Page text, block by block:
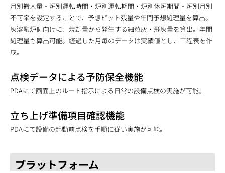
月別搬入量・炉別運転時間・炉別運転期間・炉別休炉期間・炉別月別
不可率を設定することで、予想ピット残量や年間予想処理量を算出。
灰溶融炉側向けに、焼却量から発生する細粒灰・飛灰量を算出。年間
処理量も算出可能。経過した月毎のデータは実績値とし、工程表を作
成。
点検データによる予防保全機能
PDAにて画面上のルート指示による日常の設備点検の実施が可能。
立ち上げ準備項目確認機能
PDAにて設備の起動前点検を手順に従い実施が可能。
プラットフォーム